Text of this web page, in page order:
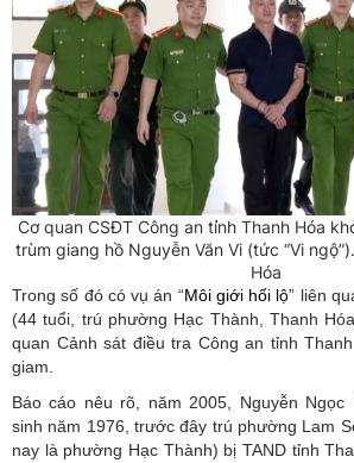
Cơ quan CSĐT Công an tỉnh Thanh Hóa
trùm giang hồ Nguyễn Văn Vi (tức “Vi
Hóa
Trong số đó có vụ án “Môigiới hối lộ” liên
(44 tuổi, trú phường Hạc Thành, Thanh
quan Cảnh sát điều tra Công an tỉnh
giam.
Báo cáo nêu rõ, năm 2005, Nguyễn Ngọc
sinh năm 1976, trước đây trú phường Lam
nay là phường Hạc Thành) bị TAND tỉnh